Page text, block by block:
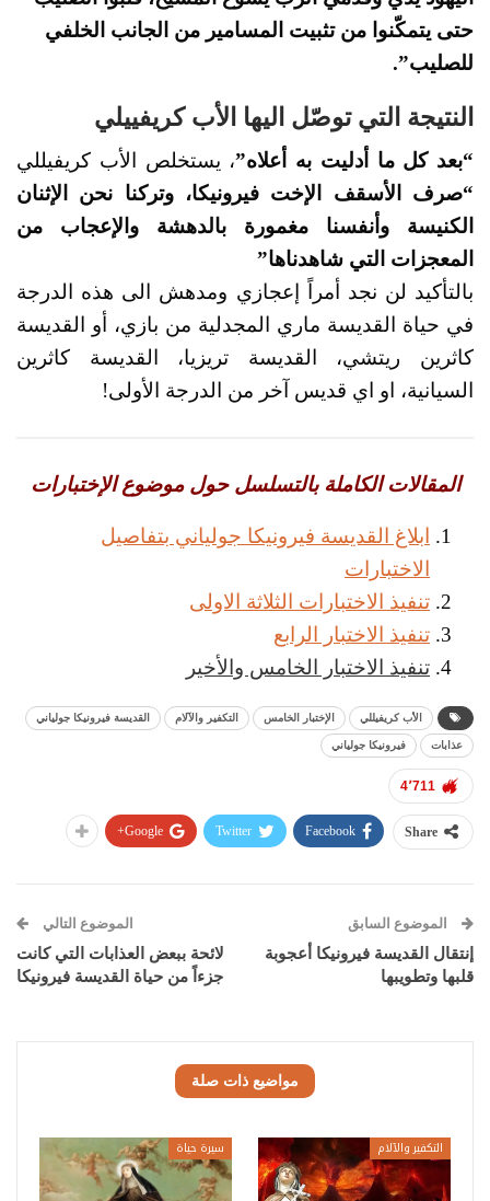
حتى يتمكّنوا من تثبيت المسامير من الجانب الخلفي
للصليب”.
النتيجة التي توصّل اليها الأب كريفييلي
“بعد كل ما أدليت به أعلاه”، يستخلص الأب كريفيللي
“صرف الأسقف الإخت فيرونيكا، وتركنا نحن الإثنان
الكنيسة وأنفسنا مغمورة بالدهشة والإعجاب من
المعجزات التي شاهدناها”
بالتأكيد لن نجد أمراً إعجازي ومدهش الى هذه الدرجة
في حياة القديسة ماري المجدلية من بازي، أو القديسة
كاثرين ريتشي، القديسة تريزيا، القديسة كاثرين
السيانية، او اي قديس آخر من الدرجة الأولى!
المقالات الكاملة بالتسلسل حول موضوع الإختبارات
ابلاغ القديسة فيرونيكا جولياني بتفاصيل
الاختبارات
تنفيذ الاختبارات الثلاثة الاولى
تنفيذ الاختبار الرابع
تنفيذ الاختبار الخامس والأخير
الأب كريفيللي الإختبار الخامس التكفير والآلام القديسة فيرونيكا جولياني
عذابات فيرونيكا جولياني
4٬711
Share
Facebook
Twitter
Google+
الموضوع السابق
إنتقال القديسة فيرونيكا أعجوبة
قلبها وتطويبها
الموضوع التالي
لائحة ببعض العذابات التي كانت
جزءاً من حياة القديسة فيرونيكا
مواضيع ذات صلة
التكفير والآلام سيرة حياة